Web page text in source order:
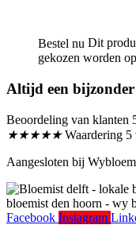
Bestel nu Dit
gekozen worden
Altijd een bijzonder
Beoordeling van klanten
★★★★★ Waardering 5
Aangesloten bij
Facebook Instagram